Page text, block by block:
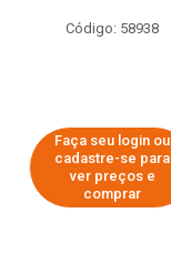
Código: 58938
Faça seu login ou
cadastre-se para
ver preços e
comprar